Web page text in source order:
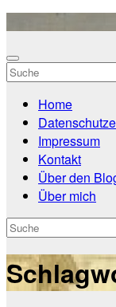
springen
Home
Impressum
Kontakt
Über den
Über mich